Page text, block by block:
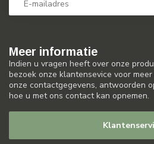
Meer informatie
Indien u vragen heeft over onze
bezoek onze klantensevice voor
onze contactgegevens, antwoorden
hoe u met ons contact kan opnemen.